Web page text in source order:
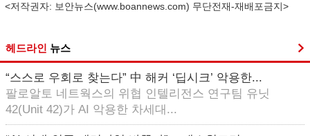
<저작권자: 보안뉴스(www.boannews.com) 무단전재-재배포금지>
헤드라인 뉴스
“스스로 우회로 찾는다” 中 해커 ‘딥시크’ 악용한...
팔로알토 네트웍스의 위협 인텔리전스 연구팀 유닛
42(Unit 42)가 AI 악용한 차세대...